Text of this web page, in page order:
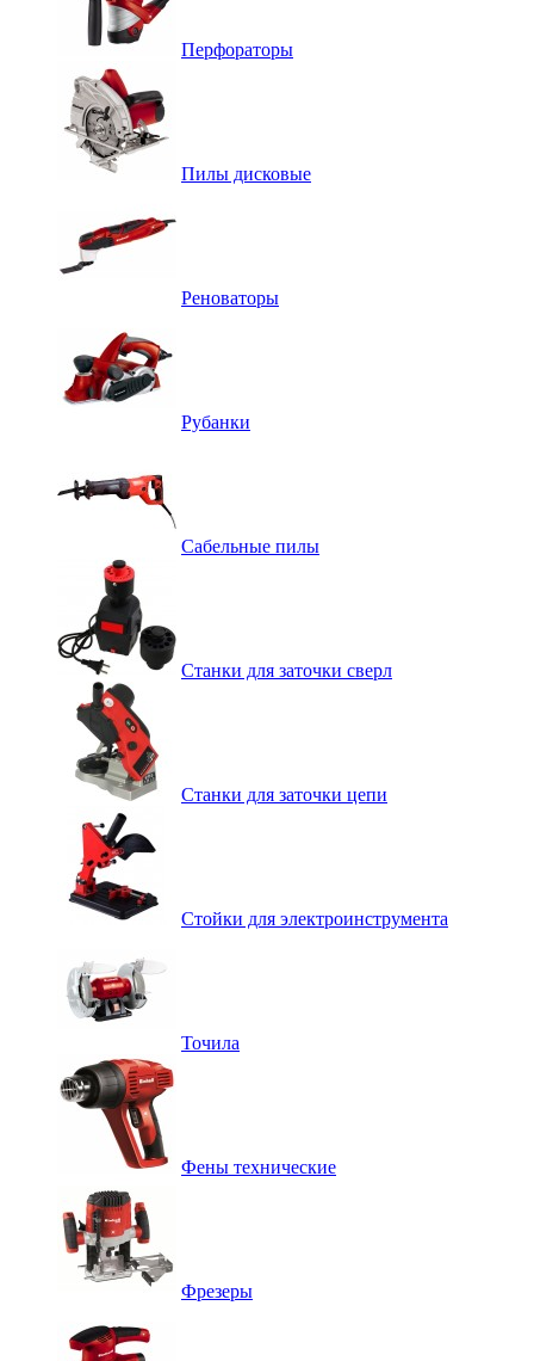
Перфораторы
Пилы дисковые
Реноваторы
Рубанки
Сабельные пилы
Станки для заточки сверл
Станки для заточки цепи
Стойки для электроинструмента
Точила
Фены технические
Фрезеры